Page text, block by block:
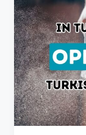
la
langue
turque :
passerelle
vers
l’avancement
de
carrière
en
Turquie.